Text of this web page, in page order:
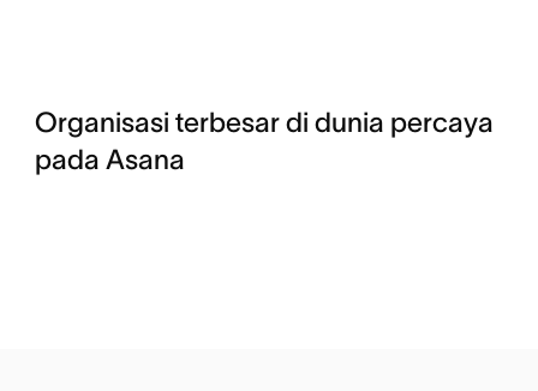
Organisasi terbesar di dunia percaya
pada Asana